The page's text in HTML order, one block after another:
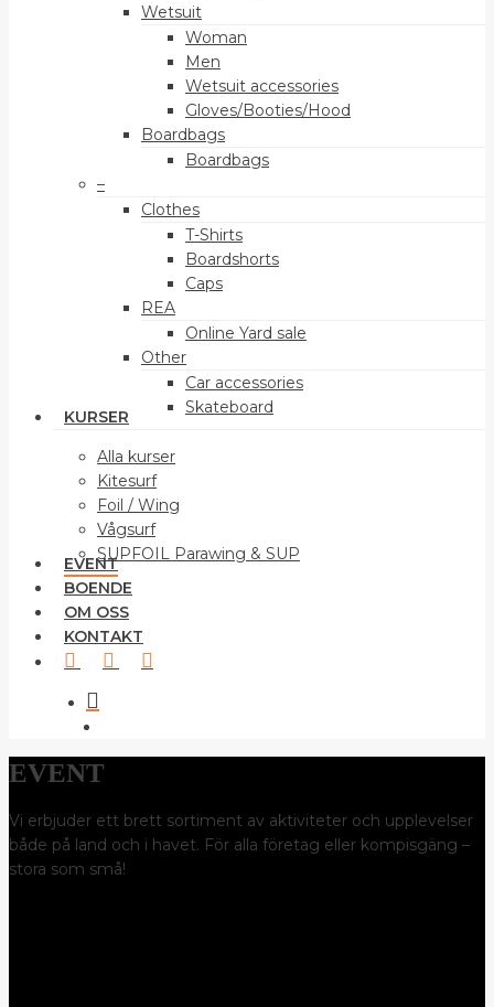
Wetsuit
Woman
Men
Wetsuit accessories
Gloves/Booties/Hood
Boardbags
Boardbags
–
Clothes
T-Shirts
Boardshorts
Caps
REA
Online Yard sale
Other
Car accessories
Skateboard
KURSER
Alla kurser
Kitesurf
Foil / Wing
Vågsurf
SUPFOIL Parawing & SUP
EVENT
BOENDE
OM OSS
KONTAKT
FACEBOOK
YOUTUBEINSTAGRAM
EVENT
Vi erbjuder ett brett sortiment av aktiviteter och upplevelser
både på land och i havet. För alla företag eller kompisgäng –
stora som små!